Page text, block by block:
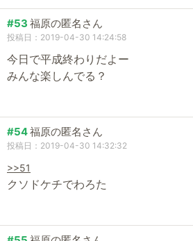
#53 福原の匿名さん
投稿日：2019-04-30 14:24:58
今日で平成終わりだよー
みんな楽しんでる？
#54福原の匿名さん
投稿日：2019-04-30 14:32:32
>>51
クソドケチでわろた